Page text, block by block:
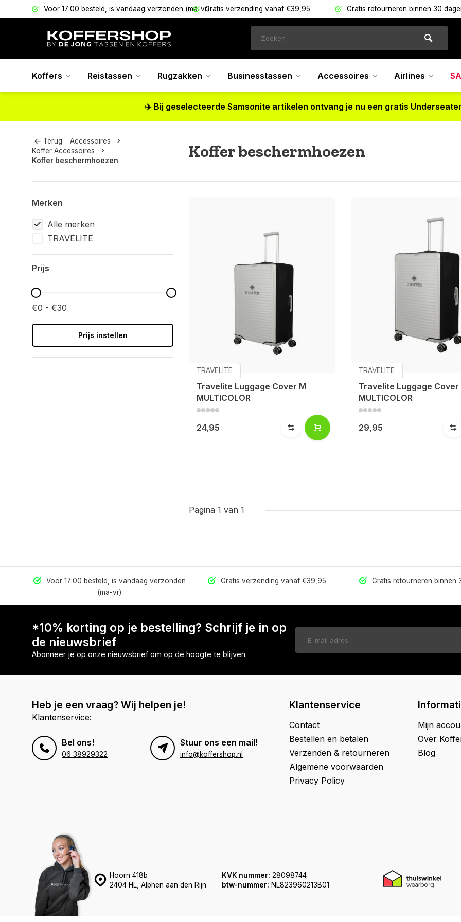
Voor 17:00 besteld, is vandaag verzonden (ma-vr)Gratis verzending vanaf €39,95 Gratis retourneren binnen 30
Koffers Reistassen Rugzakken Businesstassen Accessoires Airlines
✈️ Bij geselecteerde Samsonite artikelen ontvang je nu een gratis
Terug
Accessoires
Koffer Accessoires
Koffer beschermhoezen
Koffer beschermhoezen
Merken
Alle merken
TRAVELITE
Prijs
€0 - €30
Prijs instellen
TRAVELITE
Travelite Luggage Cover M
MULTICOLOR
24,95
TRAVELITE
Travelite Luggage Cover
MULTICOLOR
29,95
Pagina 1 van 1
Voor 17:00 besteld, is vandaag verzonden
(ma-vr)
Gratis verzending vanaf €39,95 Gratis retourneren binnen
*10% korting op je bestelling? Schrijf je in op
de nieuwsbrief
Abonneer je op onze nieuwsbrief om op de hoogte te blijven.
Heb je een vraag? Wij helpen je!
Klantenservice:
Bel ons!
06 38929322
Stuur ons een mail!
info@koffershop.nl
Klantenservice
Contact
Bestellen en betalen
Verzenden & retourneren
Algemene voorwaarden
Privacy Policy
Mijn
Over
Blog
Hoorn 418b
2404 HL, Alphen aan den Rijn
KVK nummer: 28098744
btw-nummer: NL823960213B01